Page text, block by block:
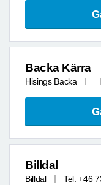
Backa Kärra
Hisings Backa
Billdal
Billdal Tel: +46